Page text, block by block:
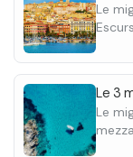
Le
tutte.
Le 3
Le